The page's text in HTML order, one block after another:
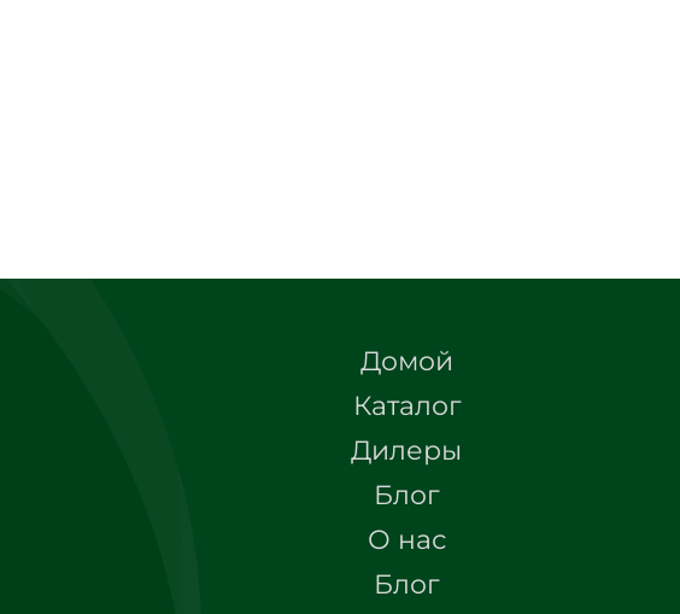
Домой
Каталог
Дилеры
Блог
О нас
Блог